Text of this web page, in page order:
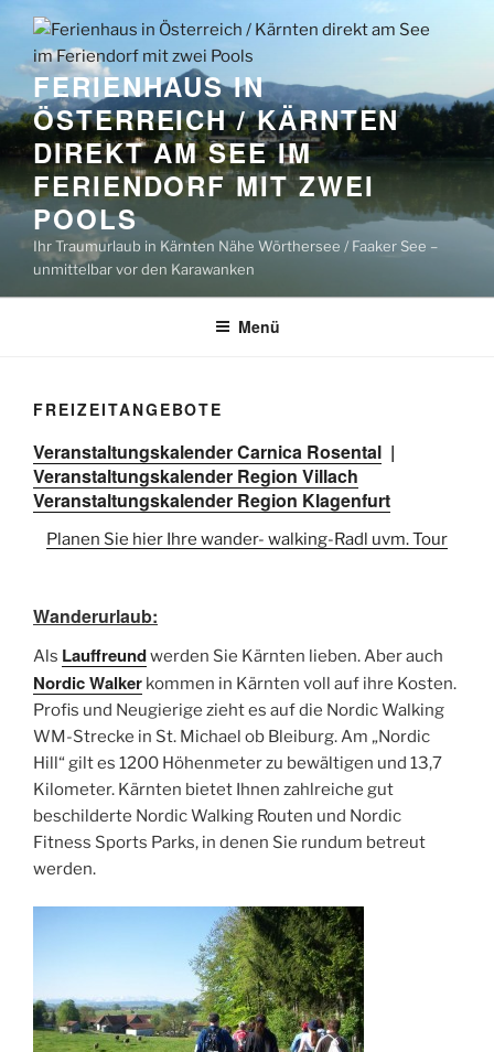
Zum
Inhalt
springen
FERIENHAUS IN
ÖSTERREICH / KÄRNTEN
DIREKT AM SEE IM
FERIENDORF MIT ZWEI
POOLS
Ihr Traumurlaub in Kärnten Nähe Wörthersee / Faaker See –
unmittelbar vor den Karawanken
Menü
FREIZEITANGEBOTE
Veranstaltungskalender Carnica Rosental |
Veranstaltungskalender Region Villach
Veranstaltungskalender Region Klagenfurt
Planen Sie hier Ihre wander- walking-Radl uvm. Tour
Wanderurlaub:
Als Lauffreundwerden Sie Kärnten lieben. Aber auch
Nordic Walker kommen in Kärnten voll auf ihre Kosten.
Profis und Neugierige zieht es auf die Nordic Walking
WM-Strecke in St. Michael ob Bleiburg. Am „Nordic
Hill“ gilt es 1200 Höhenmeter zu bewältigen und 13,7
Kilometer. Kärnten bietet Ihnen zahlreiche gut
beschilderte Nordic Walking Routen und Nordic
Fitness Sports Parks, in denen Sie rundum betreut
werden.